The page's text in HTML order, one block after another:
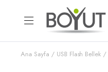
Ana Sayfa USB Flash Bellek